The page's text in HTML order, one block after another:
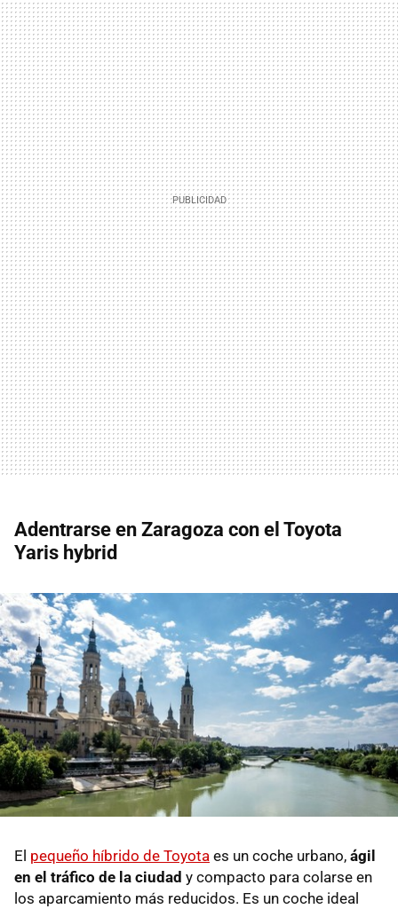
Adentrarse en Zaragoza con el Toyota
Yaris hybrid
El pequeño híbrido de Toyota es un coche urbano, ágil
en el tráfico de la ciudad y compacto para colarse en
los aparcamiento más reducidos. Es un coche ideal